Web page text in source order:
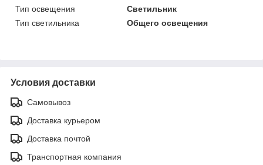
Тип освещения
Светильник
Тип светильника
Общего освещения
Условия доставки
Самовывоз
Доставка курьером
Доставка почтой
Транспортная компания